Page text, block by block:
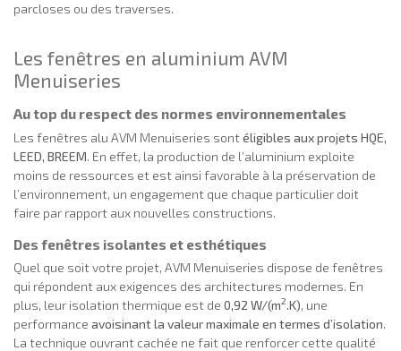
parcloses ou des traverses.
Les fenêtres en aluminium AVM
Menuiseries
Au top du respect des normes environnementales
Les fenêtres alu AVM Menuiseries sontéligibles aux projets HQE,
LEED, BREEM. En effet, la production de l’aluminium exploite
moins de ressources et est ainsi favorable à la préservation de
l’environnement, un engagement que chaque particulier doit
faire par rapport aux nouvelles constructions.
Des fenêtres isolantes et esthétiques
Quel que soit votre projet, AVM Menuiseries dispose de fenêtres
qui répondent aux exigences des architectures modernes. En
plus, leur isolation thermique est de 0,92 W/(m2.K), une
performance avoisinant la valeur maximale en termes d’isolation.
La technique ouvrant cachée ne fait que renforcer cette qualité